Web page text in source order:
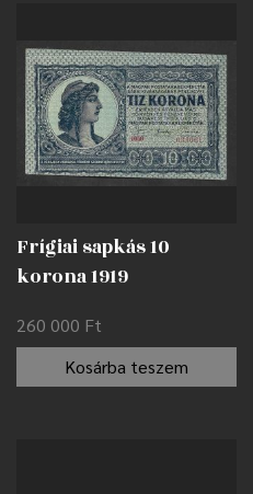
Frígiai sapkás 10
korona 1919
260 000 Ft
Kosárba teszem